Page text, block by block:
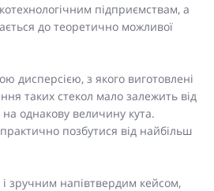
підприємствам, а
до теоретично можливої
дисперсією, з якого виготовлені
таких стекол мало залежить від
на однакову величину кута.
позбутися від найбільш
зручним напівтвердим кейсом,